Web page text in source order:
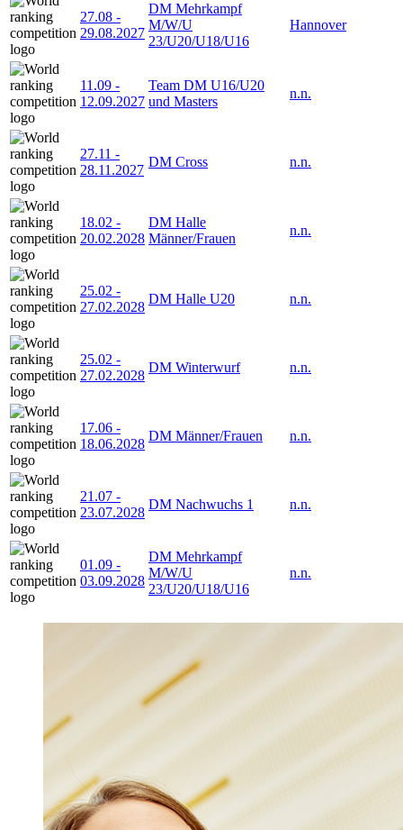
27.08 -
29.08.2027
DM Mehrkampf
M/W/U
23/U20/U18/U16
Hannover
11.09 -
12.09.2027
Team DM U16/U20
und Masters
n.n.
27.11 -
28.11.2027
DM Cross n.n.
18.02 -
20.02.2028
DM Halle
Männer/Frauen
n.n.
25.02 -
27.02.2028
DM Halle U20 n.n.
25.02 -
27.02.2028
DM Winterwurf n.n.
17.06 -
18.06.2028
DM Männer/Frauen n.n.
21.07 -
23.07.2028
DM Nachwuchs 1 n.n.
01.09 -
03.09.2028
DM Mehrkampf
M/W/U
23/U20/U18/U16
n.n.